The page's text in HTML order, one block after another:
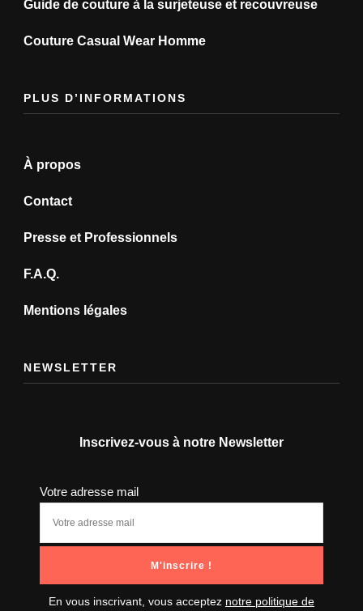
Guide de couture à la surjeteuse et recouvreuse
Couture Casual Wear Homme
PLUS D’INFORMATIONS
À propos
Contact
Presse et Professionnels
F.A.Q.
Mentions légales
NEWSLETTER
Inscrivez-vous à notre Newsletter
Votre adresse mail
En vous inscrivant, vous acceptez notre politique de